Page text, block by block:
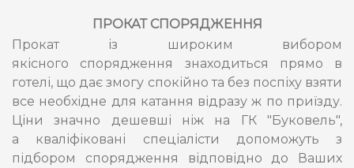
ПРОКАТ СПОРЯДЖЕННЯ
Прокат із широким вибором
якісного спорядження знаходиться прямо в
готелі, що дає змогу спокійно та без поспіху взяти
все необхідне для катання відразу ж по приїзду.
Ціни значно дешевші ніж на ГК "Буковель",
а кваліфіковані спеціалісти допоможуть з
підбором спорядження відповідно до Ваших